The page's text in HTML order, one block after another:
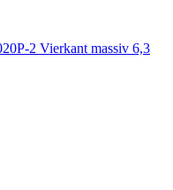
2 Vierkant massiv 6,3